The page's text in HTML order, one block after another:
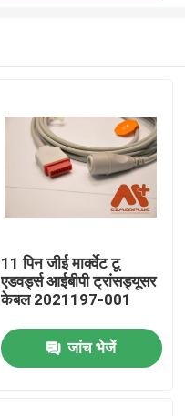
11 पिन जीई मार्क्वेट टू
एडवर्ड्स आईबीपी ट्रांसड्यूसर
केबल 2021197-001
जांच भेजें